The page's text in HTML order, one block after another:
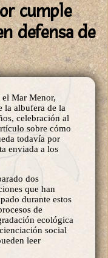
cumple
defensa de
el Mar Menor,
la albufera de la
celebración al
sobre cómo
todavía por
enviada a los
dos
que han
durante estos
de
ecológica
social
leer